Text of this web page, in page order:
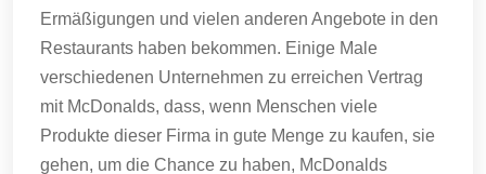
Ermäßigungen und vielen anderen Angebote in den
Restaurants haben bekommen. Einige Male
verschiedenen Unternehmen zu erreichen Vertrag
mit McDonalds, dass, wenn Menschen viele
Produkte dieser Firma in gute Menge zu kaufen, sie
gehen, um die Chance zu haben, McDonalds